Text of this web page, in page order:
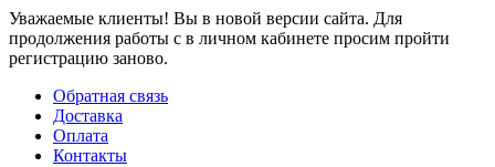
Уважаемые клиенты! Вы в новой версии сайта. Для
продолжения работы с в личном кабинете просим пройти
регистрацию заново.
Обратная связь
Доставка
Оплата
Контакты